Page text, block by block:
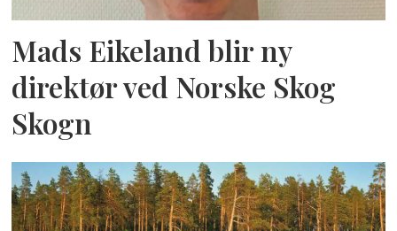
Mads Eikeland blir ny
direktør ved Norske Skog
Skogn